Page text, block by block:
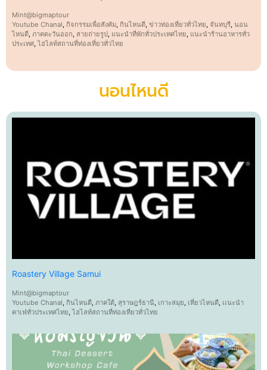
Mint@bigmaptour
Youtube Chanal, กิจกรรมเพื่อสังคัม, กินไหนดี, ข่าวท่องเที่ยวทั่วไทย, จันทบุรี, นอน
ไหนดี, ภาคตะวันออก, สายถ่ายรูป, แนะนำที่พักทั่วประเทศไทย, แนะนำร้านอาหารทั่ว
ประเทศ,ไฮไลท์สถานที่ท่องเที่ยวทั่วไทย
นอนไหนดี
Roastery Village Samui
Mint@bigmaptour
Youtube Chanal, กินไหนดี, ภาคใต้, สุราษฎร์ธานี, เกาะสมุย, เที่ยวไหนดี, เเนะนำ
คาเฟ่ทั่วประเทศไทย,ไฮไลท์สถานที่ท่องเที่ยวทั่วไทย